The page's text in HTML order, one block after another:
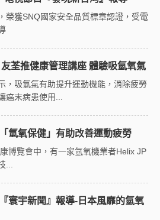
榮獲SNQ國家安全品質標章認證，受電
荃推健康管理講座 體驗吸氫氧氣
，吸氫氣有助提升運動機能，消除疲勞
癌末病患使用...
氫氧保健」有助改善運動疲勞
博覽會中，有一家氫氧機業者Helix JP
...
寰宇新聞』報導-日本風靡的氫氧